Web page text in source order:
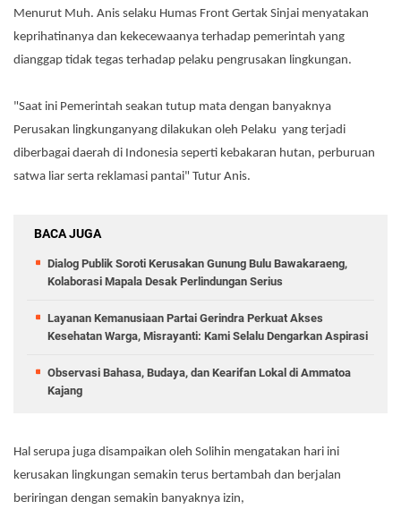
Menurut Muh. Anis selaku Humas Front Gertak Sinjai menyatakan
keprihatinanya dan kekecewaanya terhadap pemerintah yang
dianggap tidak tegas terhadap pelaku pengrusakan lingkungan.
"Saat ini Pemerintah seakan tutup mata dengan banyaknya
Perusakan lingkunganyang dilakukan oleh Pelaku yang terjadi
diberbagai daerah di Indonesia seperti kebakaran hutan, perburuan
satwa liar serta reklamasi pantai" Tutur Anis.
BACA JUGA
Dialog Publik Soroti Kerusakan Gunung Bulu Bawakaraeng,
Kolaborasi Mapala Desak Perlindungan Serius
Layanan Kemanusiaan Partai Gerindra Perkuat Akses
Kesehatan Warga, Misrayanti: Kami Selalu Dengarkan Aspirasi
Observasi Bahasa, Budaya, dan Kearifan Lokal di Ammatoa
Kajang
Hal serupa juga disampaikan oleh Solihin mengatakan hari ini
kerusakan lingkungan semakin terus bertambah dan berjalan
beriringan dengan semakin banyaknya izin,